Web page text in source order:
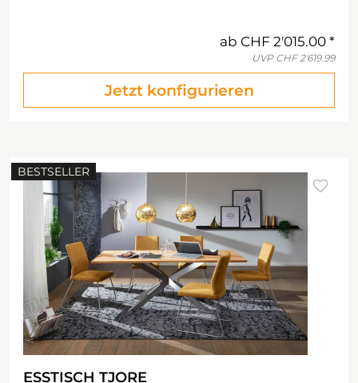
ab CHF 2'015.00
UVP CHF 2'619.99
Jetzt konfigurieren
BESTSELLER
ESSTISCH TJORE